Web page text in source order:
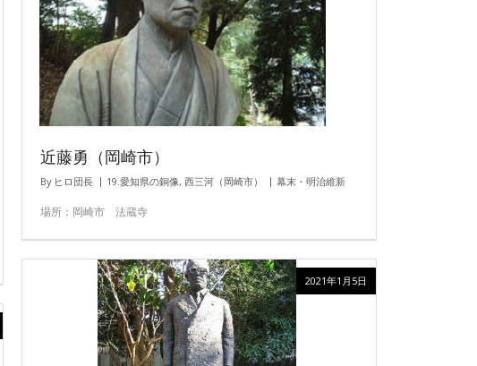
近藤勇（岡崎市）
By ヒロ団長 19.愛知県の銅像, 西三河（岡崎市） 幕末・明治維新
場所：岡崎市 法蔵寺
2021年1月5日